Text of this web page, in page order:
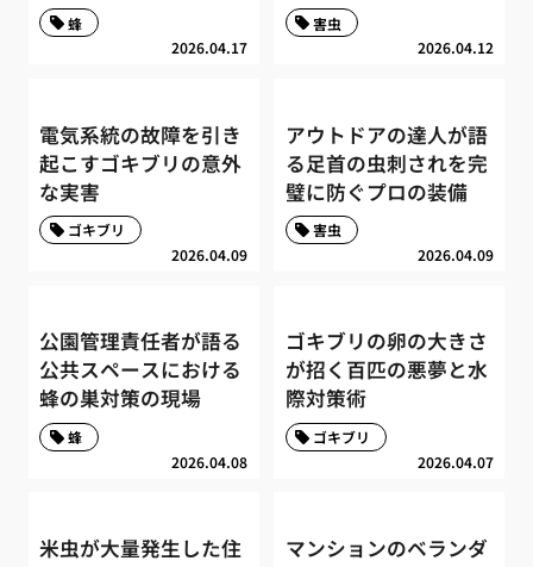
2026.04.17
蜂
2026.04.12
害虫
電気系統の故障を引き
起こすゴキブリの意外
な実害
2026.04.09
ゴキブリ
アウトドアの達人が語
る足首の虫刺されを完
璧に防ぐプロの装備
2026.04.09
害虫
公園管理責任者が語る
公共スペースにおける
蜂の巣対策の現場
2026.04.08
蜂
ゴキブリの卵の大きさ
が招く百匹の悪夢と水
際対策術
2026.04.07
ゴキブリ
米虫が大量発生した住
マンションのベランダ